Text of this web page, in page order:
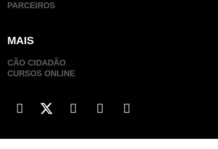
PARCEIROS
MAIS
CÃO CIDADÃO
CURSOS ONLINE